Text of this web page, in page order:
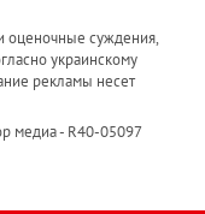
оценочные суждения,
украинскому
рекламы несет
медиа - R40-05097